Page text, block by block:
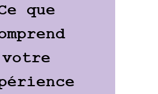
que
votre